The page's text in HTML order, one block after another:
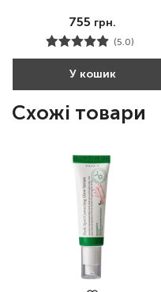
755 грн.
(5.0)
У кошик
Схожі товари